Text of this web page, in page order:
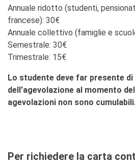
Annuale ridotto (studenti,
francese): 30€
Annuale collettivo (famiglie e
Semestrale: 30€
Trimestrale: 15€
Lo studente deve far presente
dell’agevolazione al momento
agevolazioni non sono
Per richiedere la carta